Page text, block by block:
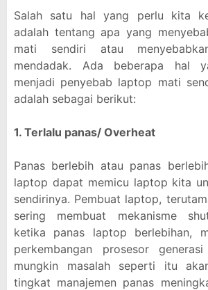
Salah satu hal yang perlu kita
adalah tentang apa yang
mati sendiri atau
mendadak. Ada beberapa hal
menjadi penyebab laptop mati
adalah sebagai berikut:
1. Terlalu panas/ Overheat
Panas berlebih atau panas
laptop dapat memicu laptop kita
sendirinya. Pembuat laptop,
sering membuat mekanisme
ketika panas laptop berlebihan,
perkembangan prosesor
mungkin masalah seperti itu
tingkat manajemen panas